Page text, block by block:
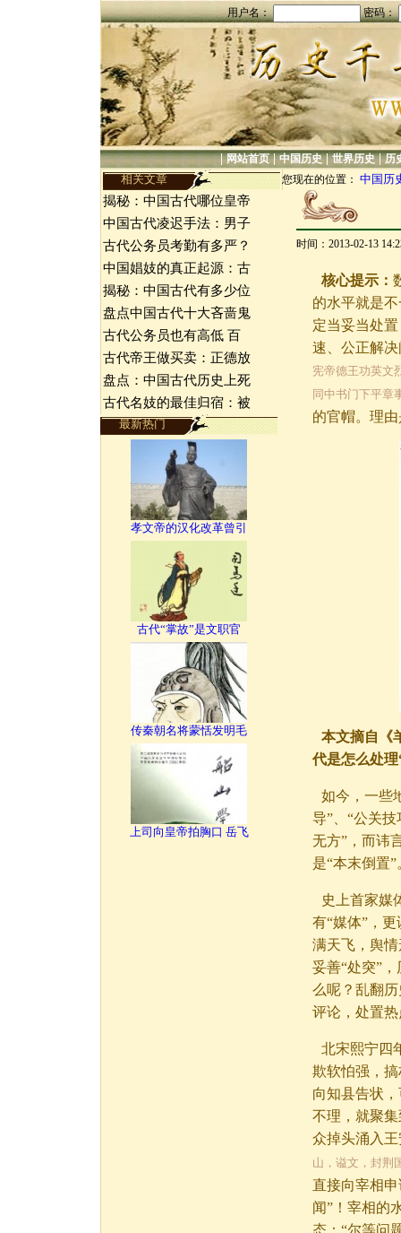
用户名： 密码：
|网站首页|中国历史|世界历史|历
相关文章 您现在的位置： 中国历
揭秘：中国古代哪位皇帝
中国古代凌迟手法：男子
古代公务员考勤有多严？
中国娼妓的真正起源：古
揭秘：中国古代有多少位
盘点中国古代十大吝啬鬼
古代公务员也有高低 百
古代帝王做买卖：正德放
盘点：中国古代历史上死
古代名妓的最佳归宿：被
最新热门
孝文帝的汉化改革曾引
古代“掌故”是文职官
传秦朝名将蒙恬发明毛
上司向皇帝拍胸口 岳飞
时间：2013-02-13
核心提示：
的水平就是
定当妥当处
速、公正解
宪帝德王功英文
同中书门下平章
的官帽。理
本文摘自《
代是怎么处
如今，一些
导”、“公关
无方”，而讳
是“本末倒置”
史上首家媒
有“媒体”，
满天飞，舆
妥善“处突”
么呢？乱翻
评论，处置
北宋熙宁四
欺软怕强，
向知县告状
不理，就聚
众掉头涌入
山，谥文，封荆
直接向宰相
闻”！宰相的
态：“尔等问